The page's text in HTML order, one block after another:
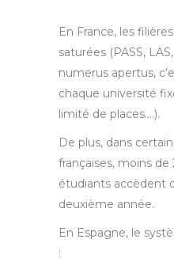
En France, les
saturées (PASS,
numerus apertus,
chaque université
limité de places.…).
De plus, dans
françaises, moins de
étudiants accèdent
deuxième année.
En Espagne, le
: